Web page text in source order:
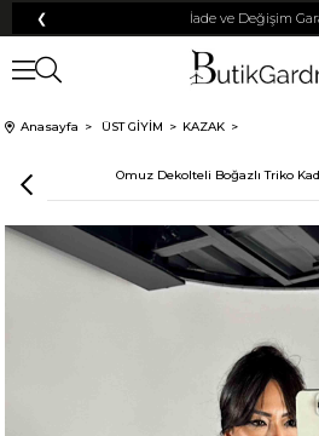
❮ İade ve Değişim
Anasayfa ÜST GİYİM KAZAK
Omuz Dekolteli Boğazlı Triko